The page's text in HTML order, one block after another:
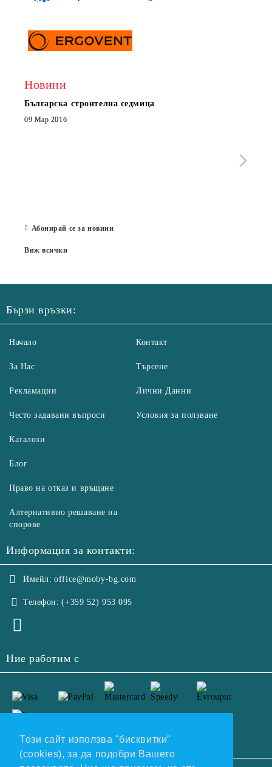
Този сайт използва "бисквитки"
(cookies), за да подобри Вашето
Новини
Българска строителна седмица
09 Мар 2016
Абонирай се за новини
Виж всички
Бързи връзки:
Начало
За Нас
Рекламации
Често задавани въпроси
Контакт
Търсене
Лични Данни
Условия за ползване
Каталози
Блог
Право на отказ и връщане
Алтернативно решаване на
спорове
Информация за контакти:
Имейл: office@moby-bg.com
Телефон: (+359 52) 953 095
Ние работим с